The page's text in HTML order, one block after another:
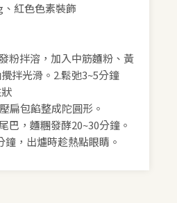
紅色色素裝飾
粉拌溶，加入中筋麵粉、黃
拌光滑。2.鬆弛3~5分鐘
扁包餡整成陀圓形。
巴，麵糰發酵20~30分鐘。
鐘，出爐時趁熱點眼睛。